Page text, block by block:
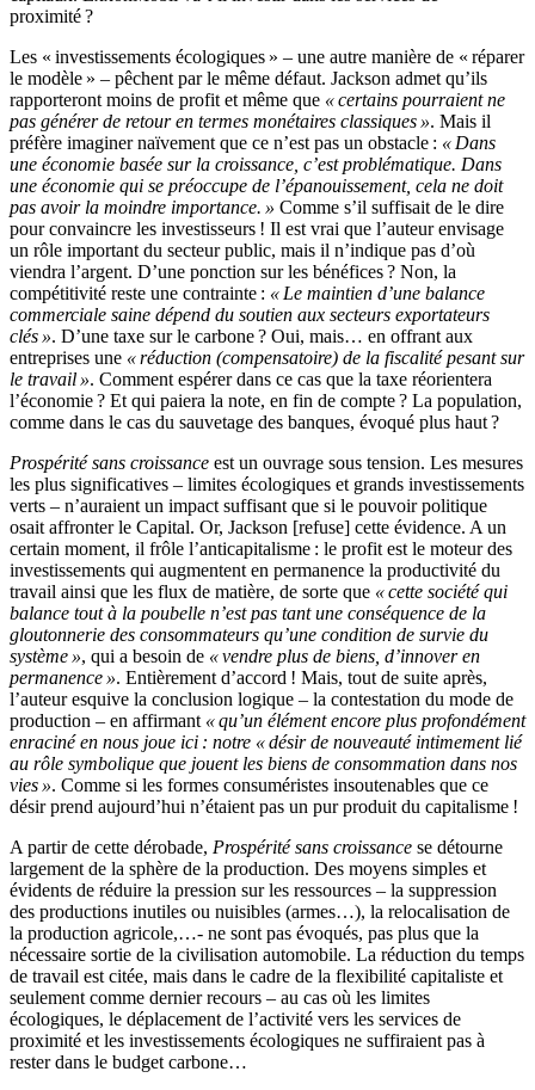
proximité ?
Les « investissements écologiques » – une autre manière de « réparer
le modèle » – pêchent par le même défaut. Jackson admet qu’ils
rapporteront moins de profit et même que « certains pourraient ne
pas générer de retour en termes monétaires classiques ». Mais il
préfère imaginer naïvement que ce n’est pas un obstacle : « Dans
une économie basée sur la croissance, c’est problématique. Dans
une économie qui se préoccupe de l’épanouissement, cela ne doit
pas avoir la moindre importance. » Comme s’il suffisait de le dire
pour convaincre les investisseurs ! Il est vrai que l’auteur envisage
un rôle important du secteur public, mais il n’indique pas d’où
viendra l’argent. D’une ponction sur les bénéfices ? Non, la
compétitivité reste une contrainte : « Le maintien d’une balance
commerciale saine dépend du soutien aux secteurs exportateurs
clés ». D’une taxe sur le carbone ? Oui, mais… en offrant aux
entreprises une « réduction (compensatoire) de la fiscalité pesant sur
le travail ». Comment espérer dans ce cas que la taxe réorientera
l’économie ? Et qui paiera la note, en fin de compte ? La population,
comme dans le cas du sauvetage des banques, évoqué plus haut ?
Prospérité sans croissance est un ouvrage sous tension. Les mesures
les plus significatives – limites écologiques et grands investissements
verts – n’auraient un impact suffisant que si le pouvoir politique
osait affronter le Capital. Or, Jackson [refuse] cette évidence. A un
certain moment, il frôle l’anticapitalisme : le profit est le moteur des
investissements qui augmentent en permanence la productivité du
travail ainsi que les flux de matière, de sorte que « cette société qui
balance tout à la poubelle n’est pas tant une conséquence de la
gloutonnerie des consommateurs qu’une condition de survie du
système », qui a besoin de « vendre plus de biens, d’innover en
permanence ». Entièrement d’accord ! Mais, tout de suite après,
l’auteur esquive la conclusion logique – la contestation du mode de
production – en affirmant « qu’un élément encore plus profondément
enraciné en nous joue ici : notre « désir de nouveauté intimement lié
au rôle symbolique que jouent les biens de consommation dans nos
vies ». Comme si les formes consuméristes insoutenables que ce
désir prend aujourd’hui n’étaient pas un pur produit du capitalisme !
A partir de cette dérobade, Prospérité sans croissance se détourne
largement de la sphère de la production. Des moyens simples et
évidents de réduire la pression sur les ressources – la suppression
des productions inutiles ou nuisibles (armes…), la relocalisation de
la production agricole,…- ne sont pas évoqués, pas plus que la
nécessaire sortie de la civilisation automobile. La réduction du temps
de travail est citée, mais dans le cadre de la flexibilité capitaliste et
seulement comme dernier recours – au cas où les limites
écologiques, le déplacement de l’activité vers les services de
proximité et les investissements écologiques ne suffiraient pas à
rester dans le budget carbone…